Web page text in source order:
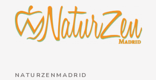
NATURZENMADRID